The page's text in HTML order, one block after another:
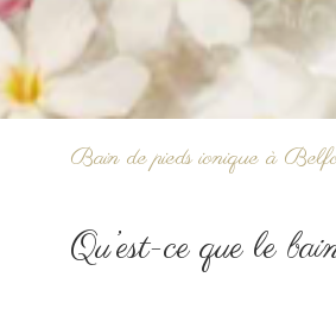
Bain de pieds ionique à
Qu’est-ce que le